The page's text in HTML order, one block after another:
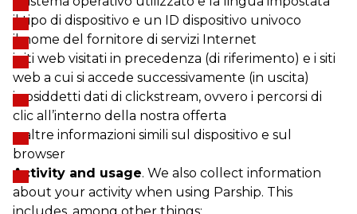
il tipo di dispositivo e un ID dispositivo univoco
il nome del fornitore di servizi Internet
i siti web visitati in precedenza (di riferimento) e i siti
web a cui si accede successivamente (in uscita)
i cosiddetti dati di clickstream, ovvero i percorsi di
clic all’interno della nostra offerta
e altre informazioni simili sul dispositivo e sul
browser
Activity and usage. We also collect information
about your activity when using Parship. This